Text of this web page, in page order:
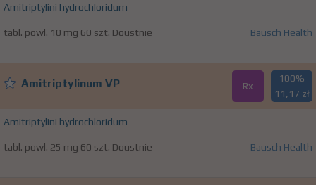
Amitriptylini hydrochloridum
tabl. powl. 10 mg 60 szt. Doustnie Bausch Health
Amitriptylinum VP Rx
100%
11,17 zł
Amitriptylini hydrochloridum
tabl. powl. 25 mg 60 szt. Doustnie Bausch Health